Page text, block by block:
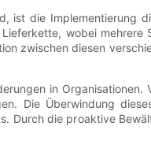
ist die Implementierung
wobei
zwischen diesen
in
Die Überwindung
Durch die proaktive